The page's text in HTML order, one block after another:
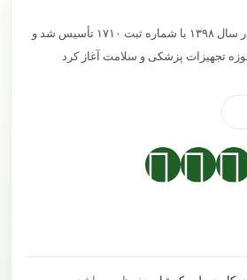
شرکت کامجوطب کوشا در سال ۱۳۹۸ با شماره ثبت ۱۷۱۰ تأسیس شد و
تجهیزات پزشکی و سلامت آغاز کرد